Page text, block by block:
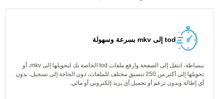
tod إلى mkv بسرعة وسهولة
ببساطة، انتقل إلى الصفحة وارفع ملفات tod الخاصة بك لتحويلها إلى mkv، أو
تحويلها إلى أكثر من 250 تنسيق مختلف للملفات، دون الحاجة إلى تسجيل، بدون
أي إطالة وبدون تزعم أو تحميل أي بريد إلكتروني أو مائي.